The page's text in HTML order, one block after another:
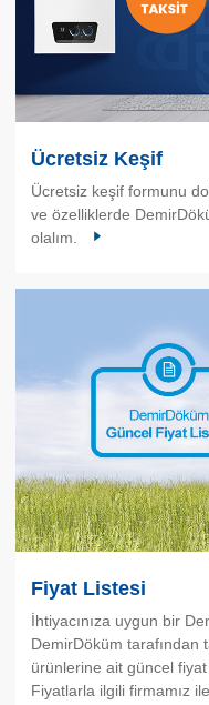
Ücretsiz Keşif
Ücretsiz keşif formunu
ve özelliklerde
olalım.
Fiyat Listesi
İhtiyacınıza uygun bir
DemirDöküm tarafından
ürünlerine ait güncel
Fiyatlarla ilgili firmamız